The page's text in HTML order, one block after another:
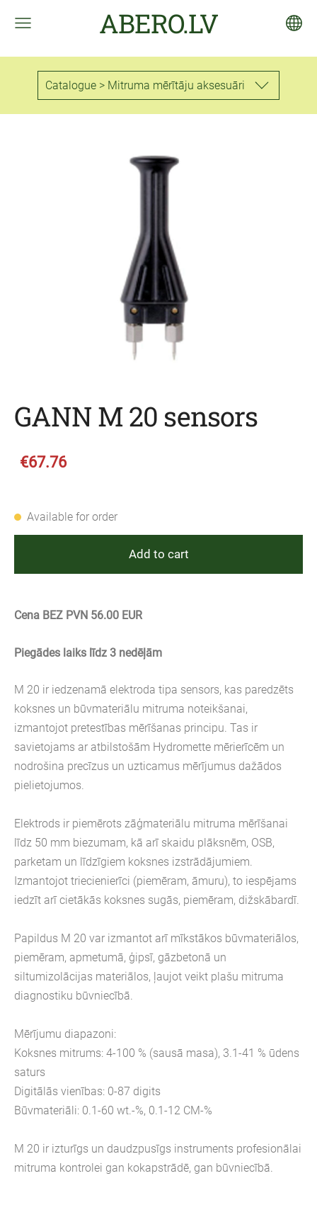
ABERO.LV
Catalogue > Mitruma mērītāju aksesuāri
GANN M 20 sensors
€67.76
Available for order
Add to cart
Cena BEZ PVN 56.00 EUR
Piegādes laiks līdz 3 nedēļām
M 20 ir iedzenamā elektroda tipa sensors, kas paredzēts
koksnes un būvmateriālu mitruma noteikšanai,
izmantojot pretestības mērīšanas principu. Tas ir
savietojams ar atbilstošām Hydromette mērierīcēm un
nodrošina precīzus un uzticamus mērījumus dažādos
pielietojumos.
Elektrods ir piemērots zāģmateriālu mitruma mērīšanai
līdz 50 mm biezumam, kā arī skaidu plāksnēm, OSB,
parketam un līdzīgiem koksnes izstrādājumiem.
Izmantojot triecienierīci (piemēram, āmuru), to iespējams
iedzīt arī cietākās koksnes sugās, piemēram, dižskābardī.
Papildus M 20 var izmantot arī mīkstākos būvmateriālos,
piemēram, apmetumā, ģipsī, gāzbetonā un
siltumizolācijas materiālos, ļaujot veikt plašu mitruma
diagnostiku būvniecībā.
Mērījumu diapazoni:
Koksnes mitrums: 4-100 % (sausā masa), 3.1-41 % ūdens
saturs
Digitālās vienības: 0-87 digits
Būvmateriāli: 0.1-60 wt.-%, 0.1-12 CM-%
M 20 ir izturīgs un daudzpusīgs instruments profesionālai
mitruma kontrolei gan kokapstrādē, gan būvniecībā.